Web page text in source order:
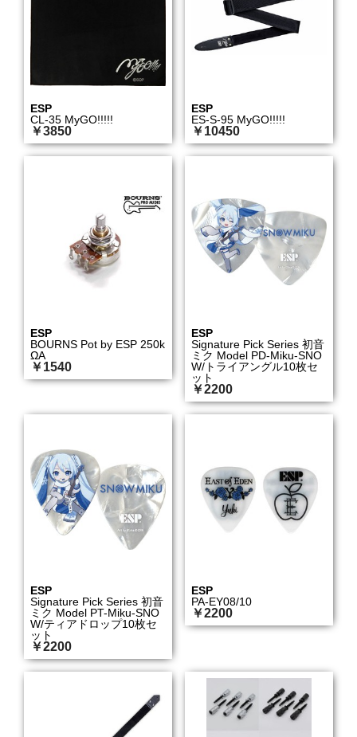
ESP
CL-35 MyGO!!!!!
￥3850
ESP
ES-S-95 MyGO!!!!!
￥10450
ESP
BOURNS Pot by ESP 250k
ΩA
￥1540
ESP
Signature Pick Series 初音
ミク Model PD-Miku-SNO
W/トライアングル10枚セ
ット
￥2200
ESP
Signature Pick Series 初音
ミク Model PT-Miku-SNO
W/ティアドロップ10枚セ
ット
￥2200
ESP
PA-EY08/10
￥2200